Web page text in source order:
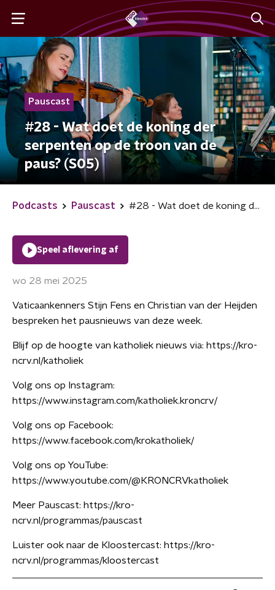
Pauscast
#28 - Wat doet de koning der
serpenten op de troon van de
paus? (S05)
Podcasts Pauscast #28 - Wat doet de koning der serpenten op de troon van de paus? (S05)
Speel aflevering af
wo 28 mei 2025
Vaticaankenners Stijn Fens en Christian van der Heijden
bespreken het pausnieuws van deze week.
Blijf op de hoogte van katholiek nieuws via: https://kro-
ncrv.nl/katholiek
Volg ons op Instagram:
https://www.instagram.com/katholiek.kroncrv/
Volg ons op Facebook:
https://www.facebook.com/krokatholiek/
Volg ons op YouTube:
https://www.youtube.com/@KRONCRVkatholiek
Meer Pauscast: https://kro-
ncrv.nl/programmas/pauscast
Luister ook naar de Kloostercast: https://kro-
ncrv.nl/programmas/kloostercast